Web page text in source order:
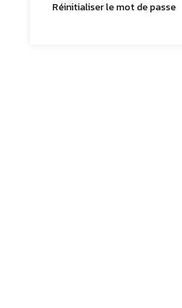
Réinitialiser le mot de passe